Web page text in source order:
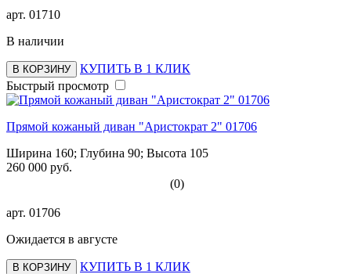
арт. 01710
В наличии
В КОРЗИНУ
КУПИТЬ В 1 КЛИК
Быстрый просмотр
Прямой кожаный диван "Аристократ 2" 01706
Ширина 160; Глубина 90; Высота 105
260 000 руб.
(0)
арт. 01706
Ожидается в августе
В КОРЗИНУ КУПИТЬ В 1 КЛИК